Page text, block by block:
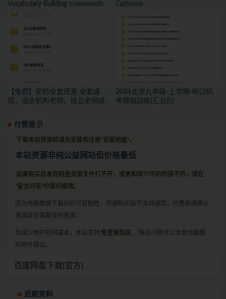
Vocabulary Building crosswords
Cartoons
【免费】安妈全套资源 全套课
程，适合机构老师，独立老师或
2024北京九年级-上学期-听口机
考模拟训练(汇总包)
付费提示
下载本站资源前请先安装和注册“百度网盘”。
本站资源非纯公益网站但价格最低
如果购买后发现网盘资源文件打不开，或者和简介中的内容不符，请在
“留言问答”中提问报错。
因为电脑数据下载后的可复制性，资源购买后不支持退款，付费前请确认
资源是您需要找的资源。
为减少用户时间成本，本站支持 免登录购买 ，售后问题可以含支付截图
的邮件提出。
百度网盘下载[官方]
近期资料